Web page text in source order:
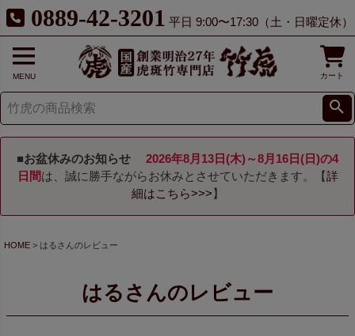
0889-42-3201 平日 9:00〜17:30（土・日曜定休）
MENU カート
■お盆休みのお知らせ
2026年8月13日(木)～8月16日(日)の4
日間は、誠に勝手ながらお休みとさせていただきます。【詳
細はこちら>>> 】
HOME はるさんのレビュー
はるさんのレビュー